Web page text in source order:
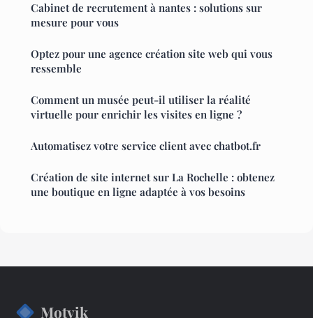
Cabinet de recrutement à nantes : solutions sur
mesure pour vous
Optez pour une agence création site web qui vous
ressemble
Comment un musée peut-il utiliser la réalité
virtuelle pour enrichir les visites en ligne ?
Automatisez votre service client avec chatbot.fr
Création de site internet sur La Rochelle : obtenez
une boutique en ligne adaptée à vos besoins
Motvik